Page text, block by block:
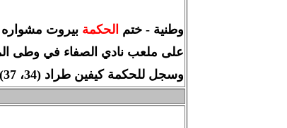
وطنية - ختم الحكمة بيروت
على ملعب نادي الصفاء في وطى
وسجل للحكمة كيفين طراد (34، 37) وبافا ديوب (68). وللعهد محمود زبيب (59).